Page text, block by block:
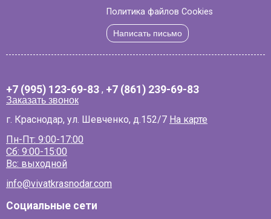
Политика файлов Cookies
Написать письмо
+7 (995) 123-69-83 , +7 (861) 239-69-83
Заказать звонок
г. Краснодар, ул. Шевченко, д.152/7 На карте
Пн-Пт: 9:00-17:00
Сб: 9:00-15:00
Вс: выходной
info@vivatkrasnodar.com
Социальные сети